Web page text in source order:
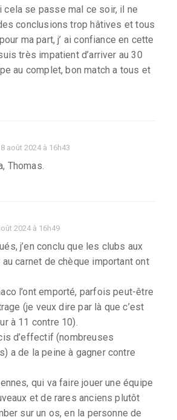
cela se passe mal ce soir, il ne
conclusions trop hâtives et tous
ma part, j’ ai confiance en cette
très impatient d’arriver au 30
au complet, bon match a tous et
août 2024 à 16h43
Thomas.
2024 à 16h49
j’en conclu que les clubs aux
carnet de chèque important ont
l’ont emporté, parfois peut-être
(je veux dire par là que c’est
à 11 contre 10).
d’effectif (nombreuses
a de la peine à gagner contre
qui va faire jouer une équipe
et de rares anciens plutôt
sur un os, en la personne de